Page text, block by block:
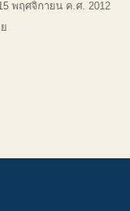
พฤศจิกายน ค.ศ. 2012